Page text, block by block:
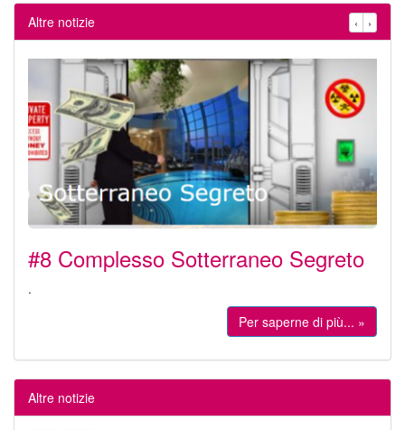
Altre notizie ‹ ›
#8 Complesso Sotterraneo Segreto
.
Per saperne di più... »
Altre notizie